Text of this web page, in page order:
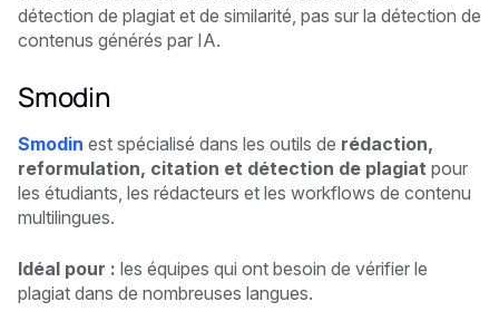
détection de plagiat et de similarité, pas sur la détection de
contenus générés par IA.
Smodin
Smodin est spécialisé dans les outils de rédaction,
reformulation, citation et détection de plagiat pour
les étudiants, les rédacteurs et les workflows de contenu
multilingues.
Idéal pour : les équipes qui ont besoin de vérifier le
plagiat dans de nombreuses langues.